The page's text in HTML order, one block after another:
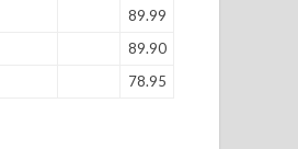
89.99
89.90
78.95